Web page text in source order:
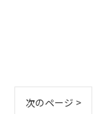
次のページ >